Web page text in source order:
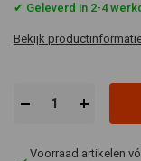
✔ Geleverd in 2-4
Bekijk
Voorraad artikelen